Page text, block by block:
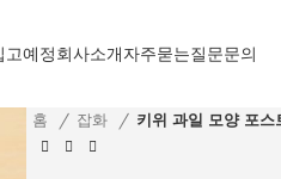
고예정회사소개자주묻는질문문의
홈 잡화 키위 과일 모양 포